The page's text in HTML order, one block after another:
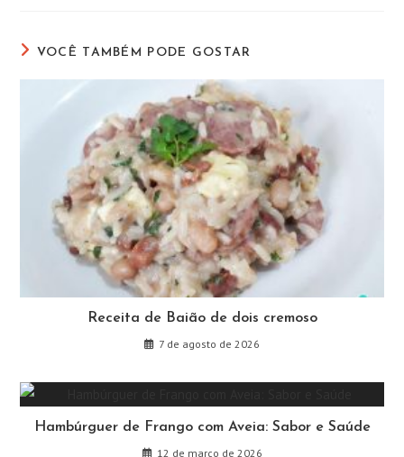
VOCÊ TAMBÉM PODE GOSTAR
Receita de Baião de dois cremoso
7 de agosto de 2026
Hambúrguer de Frango com Aveia: Sabor e Saúde
12 de março de 2026